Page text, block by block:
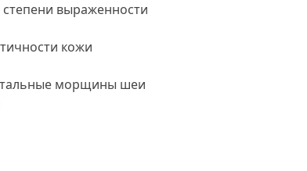
выраженности
кожи
морщины шеи